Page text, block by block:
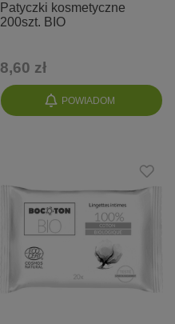
POWIADOM
Patyczki kosmetyczne
200szt. BIO
8,60 zł